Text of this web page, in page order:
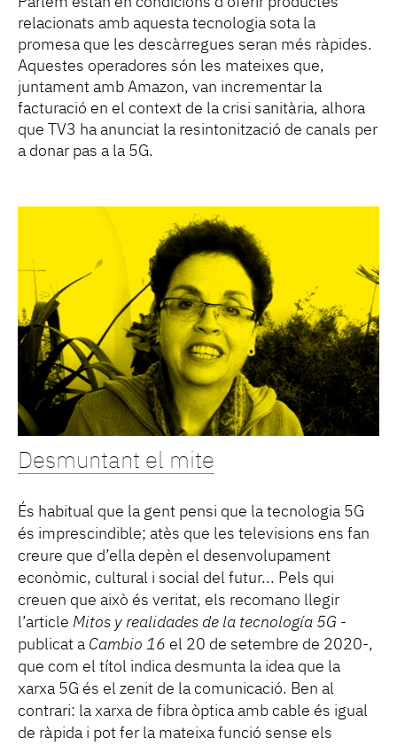
relacionats amb aquesta tecnologia sota la
promesa que les descàrregues seran més ràpides.
Aquestes operadores són les mateixes que,
juntament amb Amazon, van incrementar la
facturació en el context de la crisi sanitària, alhora
que TV3 ha anunciat la resintonització de canals per
a donar pas a la 5G.
Desmuntant el mite
És habitual que la gent pensi que la tecnologia 5G
és imprescindible; atès que les televisions ens fan
creure que d’ella depèn el desenvolupament
econòmic, cultural i social del futur... Pels qui
creuen que això és veritat, els recomano llegir
l’article Mitos y realidades de la tecnología 5G -
publicat a Cambio 16 el 20 de setembre de 2020-,
que com el títol indica desmunta la idea que la
xarxa 5G és el zenit de la comunicació. Ben al
contrari: la xarxa de fibra òptica amb cable és igual
de ràpida i pot fer la mateixa funció sense els